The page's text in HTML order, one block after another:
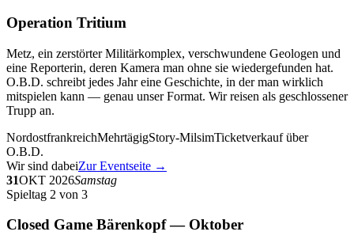
Operation Tritium
Metz, ein zerstörter Militärkomplex, verschwundene Geologen und
eine Reporterin, deren Kamera man ohne sie wiedergefunden hat.
O.B.D. schreibt jedes Jahr eine Geschichte, in der man wirklich
mitspielen kann — genau unser Format. Wir reisen als geschlossener
Trupp an.
NordostfrankreichMehrtägigStory-MilsimTicketverkauf über
O.B.D.
Wir sind dabeiZur Eventseite →
31OKT 2026Samstag
Spieltag 2 von 3
Closed Game Bärenkopf — Oktober